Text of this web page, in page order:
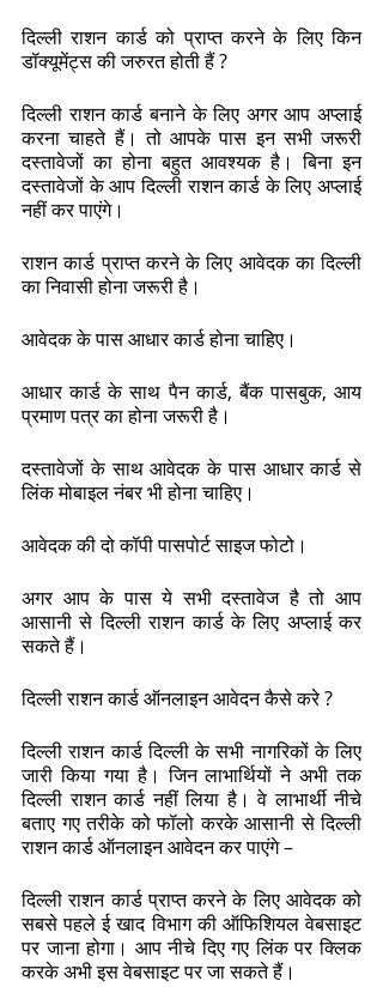
दिल्ली राशन कार्ड को प्राप्त करने के लिए किन
डॉक्यूमेंट्स की जरुरत होती हैं ?
दिल्ली राशन कार्ड बनाने के लिए अगर आप अप्लाई
करना चाहते हैं। तो आपके पास इन सभी जरूरी
दस्तावेजों का होना बहुत आवश्यक है। बिना इन
दस्तावेजों के आप दिल्ली राशन कार्ड के लिए अप्लाई
नहीं कर पाएंगे।
राशन कार्ड प्राप्त करने के लिए आवेदक का दिल्ली
का निवासी होना जरूरी है।
आवेदक के पास आधार कार्ड होना चाहिए।
आधार कार्ड के साथ पैन कार्ड, बैंक पासबुक, आय
प्रमाण पत्र का होना जरूरी है।
दस्तावेजों के साथ आवेदक के पास आधार कार्ड से
लिंक मोबाइल नंबर भी होना चाहिए।
आवेदक की दो कॉपी पासपोर्ट साइज फोटो।
अगर आप के पास ये सभी दस्तावेज है तो आप
आसानी से दिल्ली राशन कार्ड के लिए अप्लाई कर
सकते हैं।
दिल्ली राशन कार्ड ऑनलाइन आवेदन कैसे करे ?
दिल्ली राशन कार्ड दिल्ली के सभी नागरिकों के लिए
जारी किया गया है। जिन लाभार्थियों ने अभी तक
दिल्ली राशन कार्ड नहीं लिया है। वे लाभार्थी नीचे
बताए गए तरीके को फॉलो करके आसानी से दिल्ली
राशन कार्ड ऑनलाइन आवेदन कर पाएंगे –
दिल्ली राशन कार्ड प्राप्त करने के लिए आवेदक को
सबसे पहले ई खाद विभाग की ऑफिशियल वेबसाइट
पर जाना होगा। आप नीचे दिए गए लिंक पर क्लिक
करके अभी इस वेबसाइट पर जा सकते हैं।